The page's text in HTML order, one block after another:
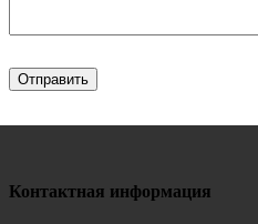
Контактная информация